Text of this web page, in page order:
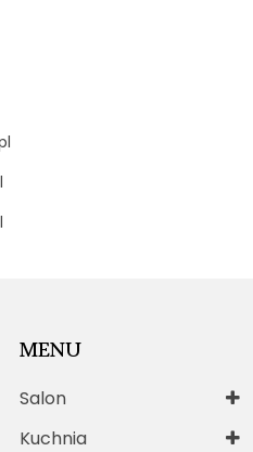
MENU
Salon
Kuchnia